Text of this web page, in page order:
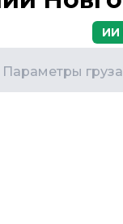
Параметры груза
ИИ